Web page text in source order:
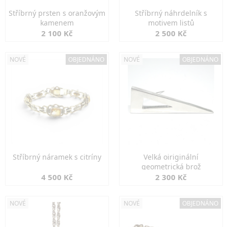
Stříbrný prsten s oranžovým
kamenem
2 100 Kč
Stříbrný náhrdelník s
motivem listů
2 500 Kč
NOVÉ OBJEDNÁNO
Stříbrný náramek s citríny
4 500 Kč
NOVÉ OBJEDNÁNO
Velká oiriginální
geometrická brož
2 300 Kč
NOVÉ NOVÉ OBJEDNÁNO